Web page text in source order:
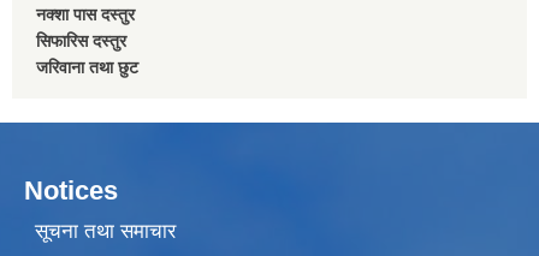
नक्शा पास दस्तुर
सिफारिस दस्तुर
जरिवाना तथा छुट
Notices
सूचना तथा समाचार